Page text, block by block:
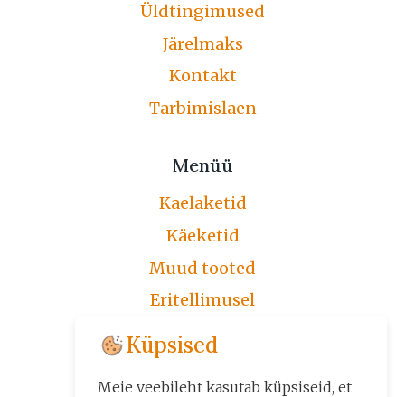
Üldtingimused
Järelmaks
Kontakt
Tarbimislaen
Menüü
Kaelaketid
Käeketid
Muud tooted
Eritellimusel
Järelmaks
Üldtingimused
Küpsised
Meie veebileht kasutab küpsiseid, et